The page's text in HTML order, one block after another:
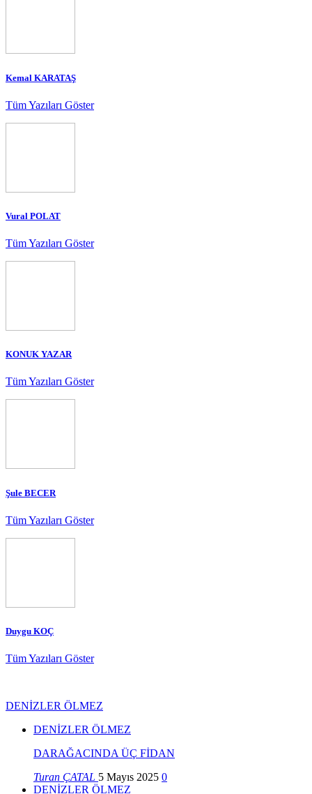
Kemal KARATAŞ
Tüm Yazıları Göster
Vural POLAT
Tüm Yazıları Göster
KONUK YAZAR
Tüm Yazıları Göster
Şule BECER
Tüm Yazıları Göster
Duygu KOÇ
Tüm Yazıları Göster
DENİZLER ÖLMEZ
DENİZLER ÖLMEZ
DARAĞACINDA ÜÇ FİDAN
Turan ÇATAL 5 Mayıs 2025 0
DENİZLER ÖLMEZ